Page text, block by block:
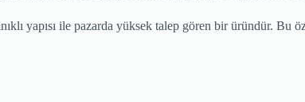
yapısı ile pazarda yüksek talep gören bir üründür. Bu